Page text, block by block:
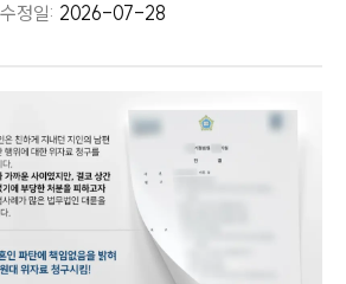
수정일: 2026-07-28